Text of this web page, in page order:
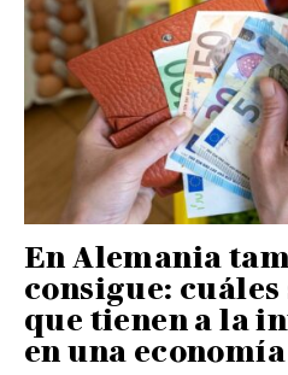
En Alemania
consigue: cuáles
que tienen a la
en una